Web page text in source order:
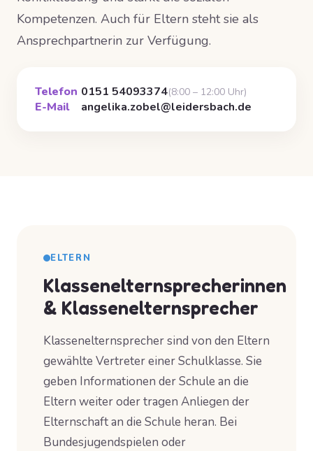
Kompetenzen. Auch für Eltern steht sie als
Ansprechpartnerin zur Verfügung.
Telefon 0151 54093374(8:00 – 12:00 Uhr)
E-Mail angelika.zobel@leidersbach.de
ELTERN
Klassenelternsprecherinnen
& Klassenelternsprecher
Klassenelternsprecher sind von den Eltern
gewählte Vertreter einer Schulklasse. Sie
geben Informationen der Schule an die
Eltern weiter oder tragen Anliegen der
Elternschaft an die Schule heran. Bei
Bundesjugendspielen oder